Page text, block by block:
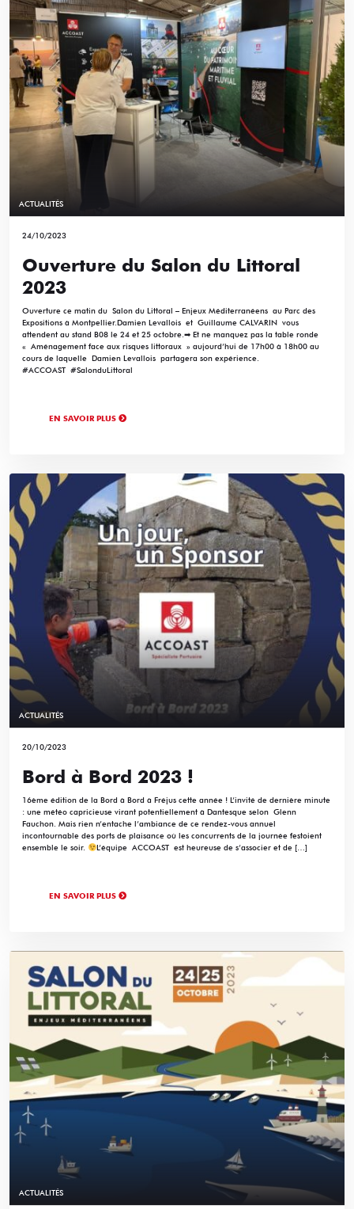
ACTUALITÉS
24/10/2023
Ouverture du Salon du Littoral
2023
Ouverture ce matin du Salon du Littoral – Enjeux Méditerranéens au Parc des
Expositions à Montpellier.Damien Levallois et Guillaume CALVARIN vous
attendent au stand B08 le 24 et 25 octobre.➡ Et ne manquez pas la table ronde
« Aménagement face aux risques littoraux » aujourd’hui de 17h00 à 18h00 au
cours de laquelle Damien Levallois partagera son expérience.
#ACCOAST #SalonduLittoral
EN SAVOIR PLUS
ACTUALITÉS
20/10/2023
Bord à Bord 2023 !
16ème édition de la Bord à Bord à Fréjus cette année ! L’invité de dernière minute
: une météo capricieuse virant potentiellement à Dantesque selon Glenn
Fauchon. Mais rien n’entache l’ambiance de ce rendez-vous annuel
incontournable des ports de plaisance où les concurrents de la journée festoient
ensemble le soir.
L’équipe ACCOAST est heureuse de s’associer et de […]
EN SAVOIR PLUS
ACTUALITÉS